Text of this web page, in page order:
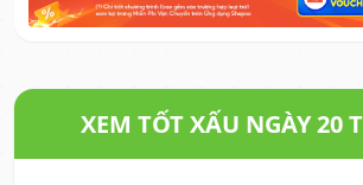
XEM TỐT XẤU NGÀY 20